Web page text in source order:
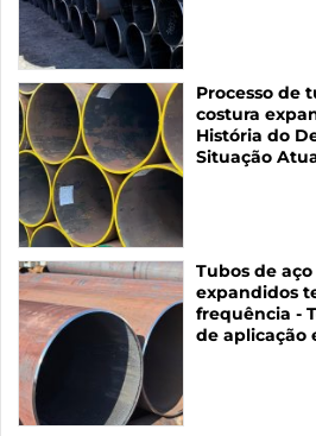
Processo de
costura
História do
Situação
Tubos de
expandidos
frequência -
de aplicação